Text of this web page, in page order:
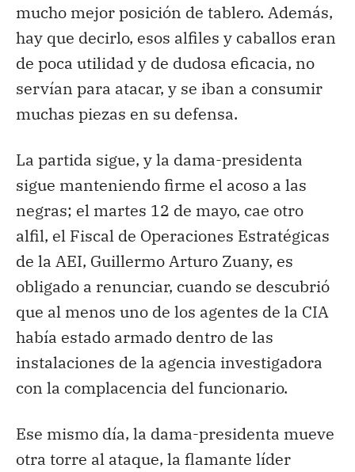
mucho mejor posición de tablero. Además,
hay que decirlo, esos alfiles y caballos eran
de poca utilidad y de dudosa eficacia, no
servían para atacar, y se iban a consumir
muchas piezas en su defensa.
La partida sigue, y la dama-presidenta
sigue manteniendo firme el acoso a las
negras; el martes 12 de mayo, cae otro
alfil, el Fiscal de Operaciones Estratégicas
de la AEI, Guillermo Arturo Zuany, es
obligado a renunciar, cuando se descubrió
que al menos uno de los agentes de la CIA
había estado armado dentro de las
instalaciones de la agencia investigadora
con la complacencia del funcionario.
Ese mismo día, la dama-presidenta mueve
otra torre al ataque, la flamante líder